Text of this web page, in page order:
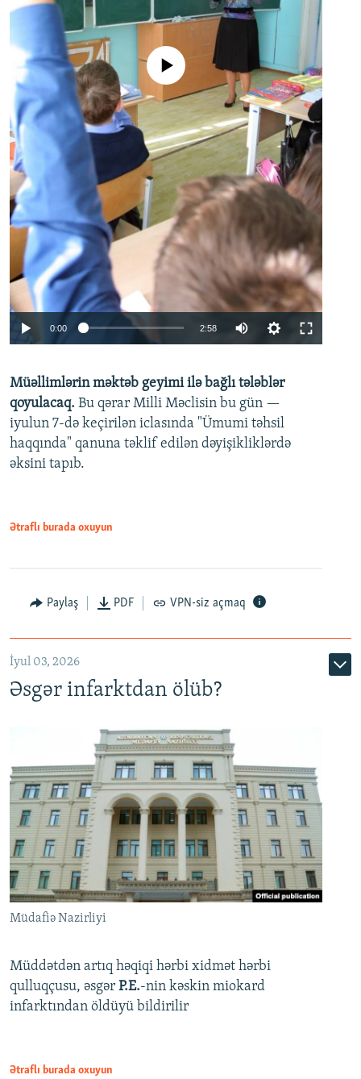
Auto 240p 360p 480p
720p 1080p
No media source currently available
0:00 2:58
360p
480p
720p
Müəllimlərin məktəb geyimi ilə bağlı tələblər
qoyulacaq. Bu qərar Milli Məclisin bu gün —
iyulun 7-də keçirilən iclasında "Ümumi təhsil
haqqında" qanuna təklif edilən dəyişikliklərdə
əksini tapıb.
Ətraflı burada oxuyun
Paylaş PDF VPN-siz açmaq
İyul 03, 2026
Əsgər infarktdan ölüb?
Müdafiə Nazirliyi
Müddətdən artıq həqiqi hərbi xidmət hərbi
qulluqçusu, əsgər P.E.-nin kəskin miokard
infarktından öldüyü bildirilir
Ətraflı burada oxuyun